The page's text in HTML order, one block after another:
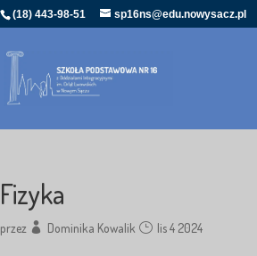
(18) 443-98-51 sp16ns@edu.nowysacz.pl
Fizyka
przez Dominika Kowalik lis 4 2024